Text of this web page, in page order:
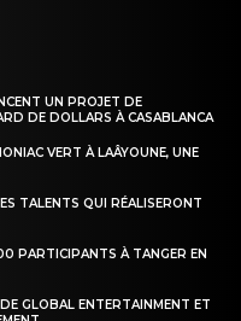
UN PROJET DE
DE DOLLARS À CASABLANCA
VERT À LAÂYOUNE, UNE
TALENTS QUI RÉALISERONT
PARTICIPANTS À TANGER EN
GLOBAL ENTERTAINMENT ET